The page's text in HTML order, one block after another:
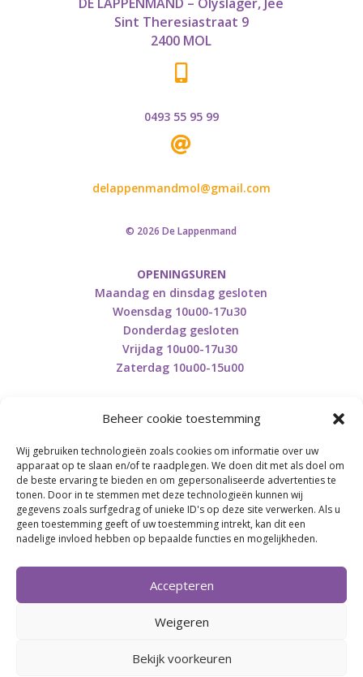
Beheer cookie toestemming
Wij gebruiken technologieën zoals cookies om informatie over uw
apparaat op te slaan en/of te raadplegen. We doen dit met als doel om
de beste ervaring te bieden en om gepersonaliseerde advertenties te
tonen. Door in te stemmen met deze technologieën kunnen wij
gegevens zoals surfgedrag of unieke ID's op deze site verwerken. Als u
geen toestemming geeft of uw toestemming intrekt, kan dit een
nadelige invloed hebben op bepaalde functies en mogelijkheden.
Accepteren
Weigeren
Bekijk voorkeuren
Sint Theresiastraat 9
2400 MOL

0493 55 95 99

delappenmandmol@gmail.com
© 2026 De Lappenmand
OPENINGSUREN
Maandag en dinsdag gesloten
Woensdag 10u00-17u30
Donderdag gesloten
Vrijdag 10u00-17u30
Zaterdag 10u00-15u00
Retourneren en herroepen
BE0746.853.082
BREI- EN HAAK-ATELJEE
Momenteel on hold wegens medische reden.
Heropstart september.